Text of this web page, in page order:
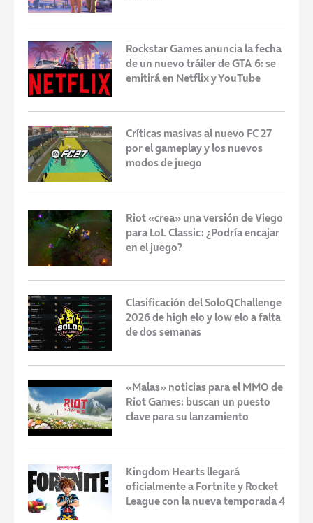
Rockstar Games anuncia la fecha
de un nuevo tráiler de GTA 6: se
emitirá en Netflix y YouTube
Críticas masivas al nuevo FC 27
por el gameplay y los nuevos
modos de juego
Riot «crea» una versión de Viego
para LoL Classic: ¿Podría encajar
en el juego?
Clasificación del SoloQChallenge
2026 de high elo y low elo a falta
de dos semanas
«Malas» noticias para el MMO de
Riot Games: buscan un puesto
clave para su lanzamiento
Kingdom Hearts llegará
oficialmente a Fortnite y Rocket
League con la nueva temporada 4